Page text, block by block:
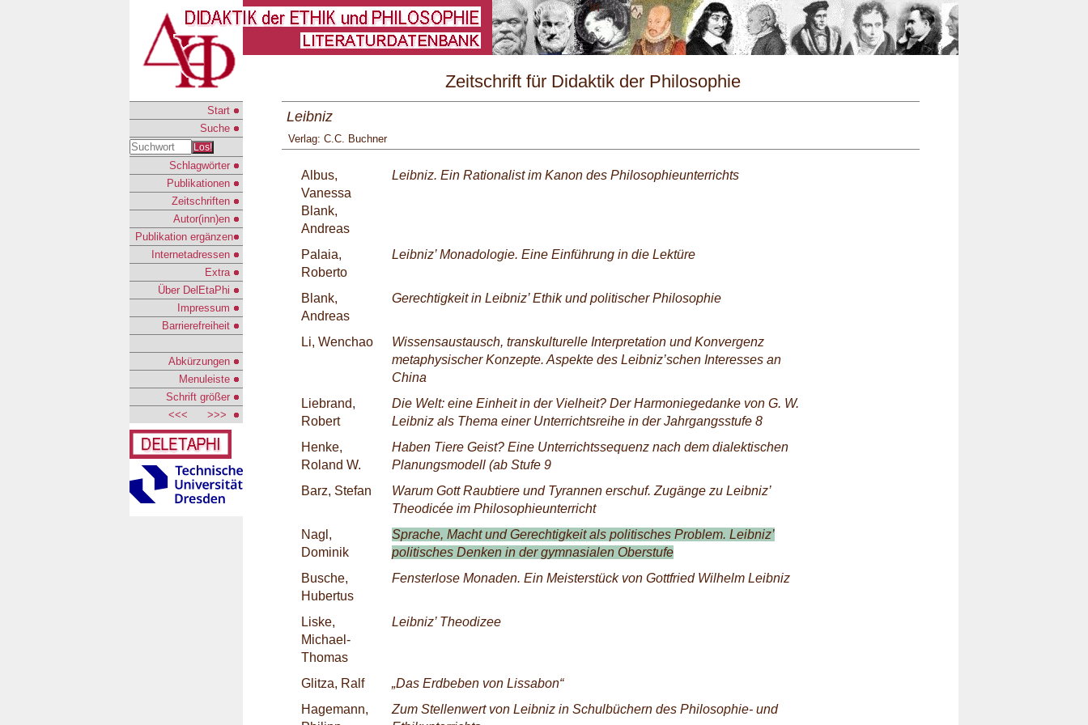
\n
Start
Suche
Los!
Schlagwörter
Publikationen
Zeitschriften
Autor(inn)en
Publikation ergänzen
Internetadressen
Extra
Über DelEtaPhi
Impressum
Barrierefreiheit
Abkürzungen
Menuleiste
Schrift größer
<<<
>>>
Zeitschrift für Didaktik der Philosophie
und Ethik Nr. 3/2023
Leibniz
Verlag: C.C. Buchner
Albus,
Vanessa
Blank,
Andreas
Leibniz. Ein Rationalist im Kanon des Philosophieunterrichts
Palaia,
Roberto
Leibniz’ Monadologie. Eine Einführung in die Lektüre
Blank,
Andreas
Gerechtigkeit in Leibniz’ Ethik und politischer Philosophie
Li, Wenchao
Wissensaustausch, transkulturelle Interpretation und Konvergenz
metaphysischer Konzepte. Aspekte des Leibniz’schen Interesses an
China
Liebrand,
Robert
Die Welt: eine Einheit in der Vielheit? Der Harmoniegedanke von G. W.
Leibniz als Thema einer Unterrichtsreihe in der Jahrgangsstufe 8
Henke,
Roland W.
Haben Tiere Geist? Eine Unterrichtssequenz nach dem dialektischen
Planungsmodell (ab Stufe 9
Barz, Stefan
Warum Gott Raubtiere und Tyrannen erschuf. Zugänge zu Leibniz’
Theodicée im Philosophieunterricht
Nagl,
Dominik
Sprache, Macht und Gerechtigkeit als politisches Problem. Leibniz’
politisches Denken in der gymnasialen Oberstufe
Busche,
Hubertus
Fensterlose Monaden. Ein Meisterstück von Gottfried Wilhelm Leibniz
Liske,
Michael-
Thomas
Leibniz’ Theodizee
Glitza, Ralf
„Das Erdbeben von Lissabon“
Hagemann,
Zum Stellenwert von Leibniz in Schulbüchern des Philosophie- und